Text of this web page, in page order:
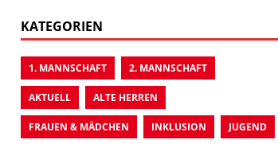
KATEGORIEN
1. MANNSCHAFT 2. MANNSCHAFT
AKTUELL ALTE HERREN
FRAUEN & MÄDCHEN INKLUSION JUGEND